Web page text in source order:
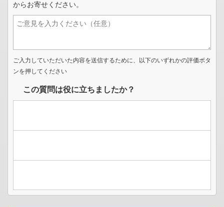
からお寄せください。
ご入力していただいた内容を送信するために、以下のいずれかの評価ボタ
ンを押してください
この質問は役に立ちましたか？